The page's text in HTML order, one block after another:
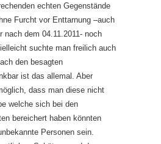
echten Gegenstände
Furcht vor Enttarnung –auch
nach dem 04.11.2011- noch
suchte man freilich auch
den besagten
ist das allemal. Aber
dass man diese nicht
welche sich bei den
bereichert haben könnten
Personen sein.